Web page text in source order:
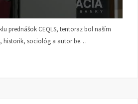
prednášok CEQLS, tentoraz bol naším
historik, sociológ a autor be…